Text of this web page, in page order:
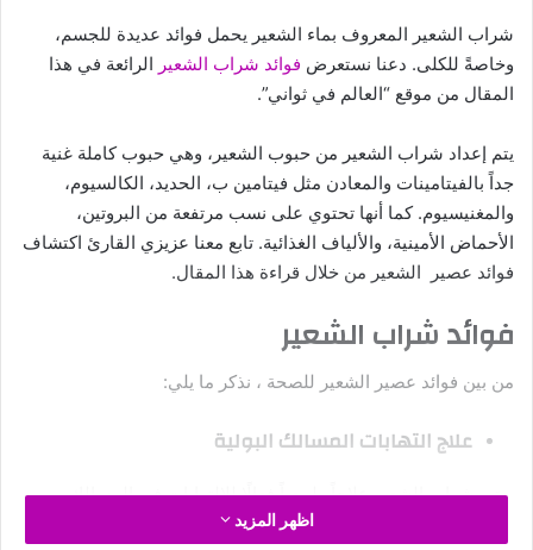
شراب الشعير المعروف بماء الشعير يحمل فوائد عديدة للجسم،
وخاصةً للكلى. دعنا نستعرض فوائد شراب الشعير الرائعة في هذا
المقال من موقع “العالم في ثواني”.
يتم إعداد شراب الشعير من حبوب الشعير، وهي حبوب كاملة غنية
جداً بالفيتامينات والمعادن مثل فيتامين ب، الحديد، الكالسيوم،
والمغنيسيوم. كما أنها تحتوي على نسب مرتفعة من البروتين،
الأحماض الأمينية، والألياف الغذائية. تابع معنا عزيزي القارئ اكتشاف
فوائد عصير الشعير من خلال قراءة هذا المقال.
فوائد شراب الشعير
من بين فوائد عصير الشعير للصحة ، نذكر ما يلي:
علاج التهابات المسالك البولية
يعتبر شراب الشعير علاجاً طبيعياً فعالًا للالتهابات في المسالك
البولية، حيث يعمل كمدر للبول، مما يزيد من كمية التبول، ويساعد
اظهر المزيد